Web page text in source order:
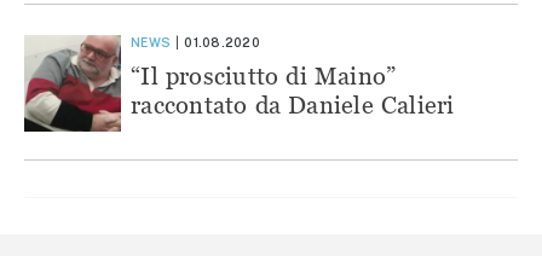
NEWS 01.08.2020
“Il prosciutto di Maino”
raccontato da Daniele Calieri